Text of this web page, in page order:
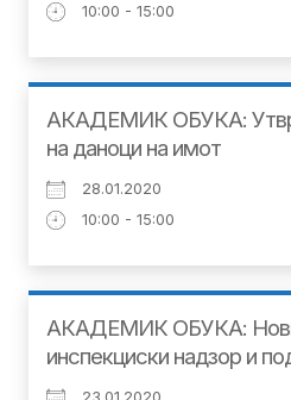
10:00 - 15:00
АКАДЕМИК ОБУКА:
на даноци на имот
28.01.2020
10:00 - 15:00
АКАДЕМИК ОБУКА:
инспекциски надзор и